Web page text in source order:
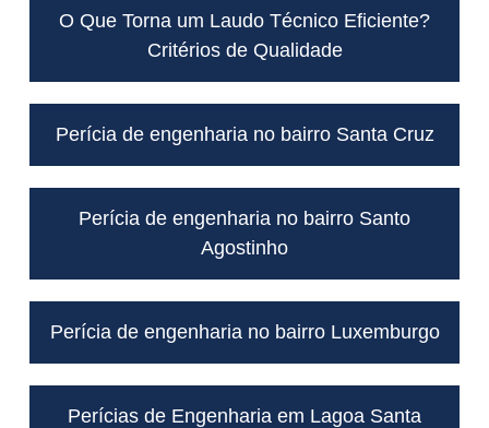
O Que Torna um Laudo Técnico Eficiente?
Critérios de Qualidade
Perícia de engenharia no bairro Santa Cruz
Perícia de engenharia no bairro Santo
Agostinho
Perícia de engenharia no bairro Luxemburgo
Perícias de Engenharia em Lagoa Santa